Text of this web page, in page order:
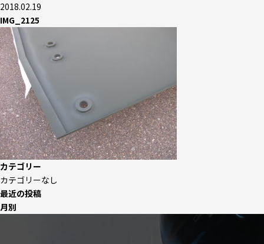
2018.02.19
IMG_2125
カテゴリー
カテゴリーなし
最近の投稿
月別